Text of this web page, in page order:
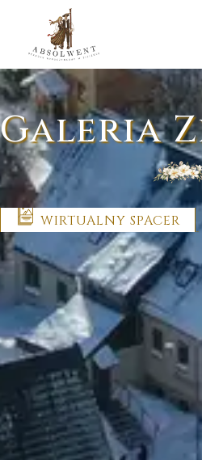
Galeria
WIRTUALNY SPACER